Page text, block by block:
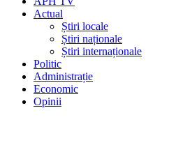
Actual
Știri locale
Știri naționale
Știri internaționale
Politic
Administrație
Economic
Opinii